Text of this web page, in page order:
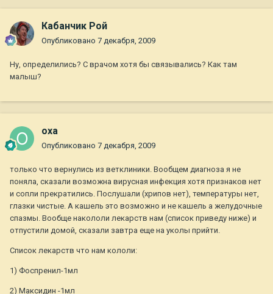
Кабанчик Рой
Опубликовано 7 декабря, 2009
Ну, определились? С врачом хотя бы связывались? Как там
малыш?
oxa
Опубликовано 7 декабря, 2009
только что вернулись из ветклиники. Вообщем диагноза я не
поняла, сказали возможна вирусная инфекция хотя признаков нет
и сопли прекратились. Послушали (хрипов нет), температуры нет,
глазки чистые. А кашель это возможно и не кашель а желудочные
спазмы. Вообще накололи лекарств нам (список приведу ниже) и
отпустили домой, сказали завтра еще на уколы прийти.
Список лекарств что нам кололи:
1) Фоспренил-1мл
2) Максидин -1мл